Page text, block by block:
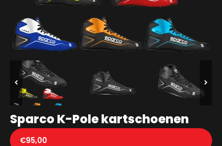
Sparco K-Pole kartschoenen
€95,00